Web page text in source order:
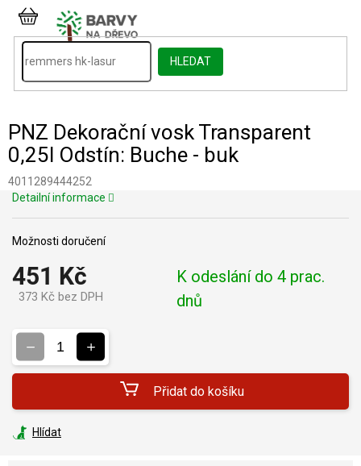
Přejít
obsah
HLEDAT
NÁKUPNÍ
KOŠÍK
PNZ Dekorační vosk Transparent
0,25l Odstín: Buche - buk
4011289444252
451 Kč
373 Kč bez DPH
K odeslání do 4 prac.
dnů
Možnosti doručení
Přidat do košíku
Detailní informace
Hlídat